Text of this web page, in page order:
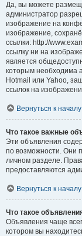
Да, вы можете
администратор
изображение на
изображение,
ссылки: http://
ссылку ни на
является
которым необходима
Hotmail или Yahoo,
ссылок на
Вернуться к началу
Что такое важные
Эти объявления
по возможности. Они
личном разделе.
предоставляются
Вернуться к началу
Что такое
Объявления чаще
котором вы